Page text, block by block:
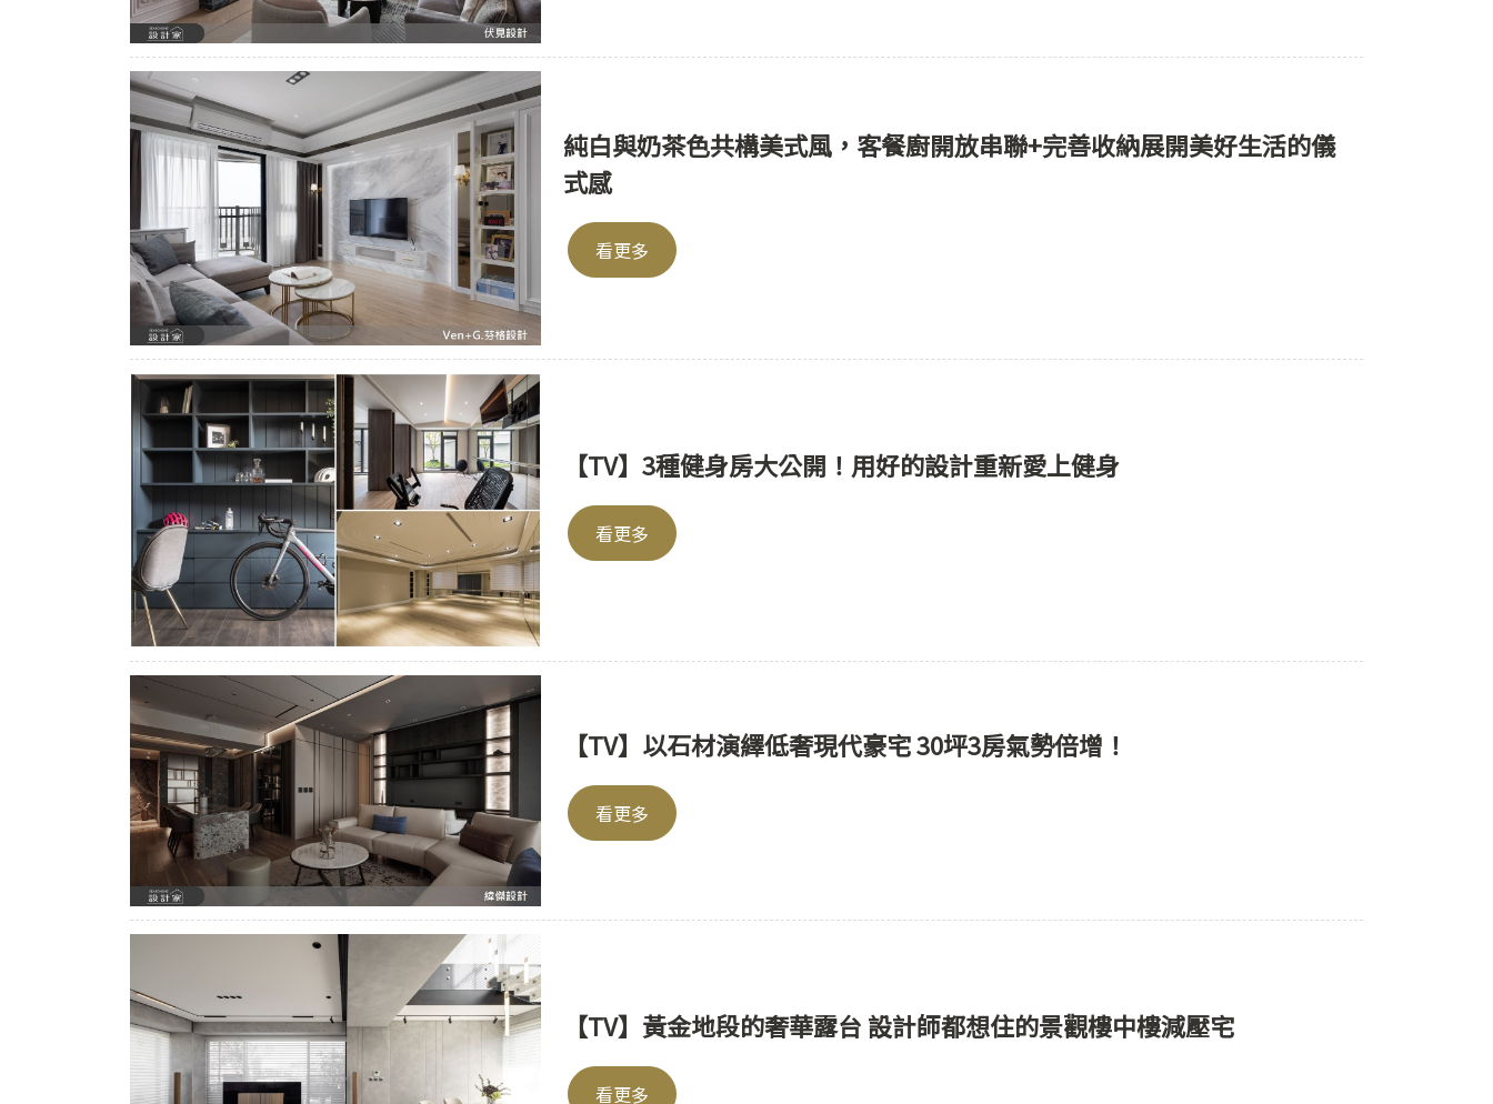
純白與奶茶色共構美式風，客餐廚開放串聯+完善收納展開美好生活的儀
式感
看更多
【TV】3種健身房大公開！用好的設計重新愛上健身
看更多
【TV】以石材演繹低奢現代豪宅 30坪3房氣勢倍增！
看更多
【TV】黃金地段的奢華露台 設計師都想住的景觀樓中樓減壓宅
看更多